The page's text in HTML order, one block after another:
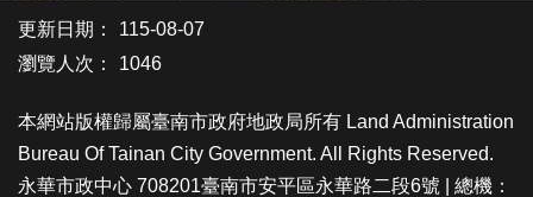
更新日期：
115-08-07
瀏覽人次：
1046
本網站版權歸屬臺南市政府地政局所有 Land Administration
Bureau Of Tainan City Government. All Rights Reserved.
永華市政中心 708201臺南市安平區永華路二段6號 | 總機：